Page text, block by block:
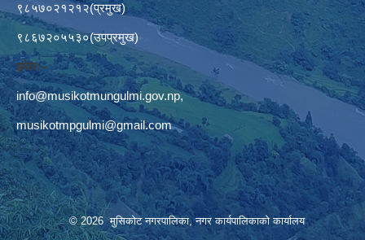
९८५७०२१२१२(प्रमुख)
९८६७२०५५३०(उपप्रमुख)
इमेलः–
info@musikotmungulmi.gov.np,
musikotmpgulmi@gmail.com
© 2026 मुसिकोट नगरपालिका, नगर कार्यपालिकाकाे कार्यालय